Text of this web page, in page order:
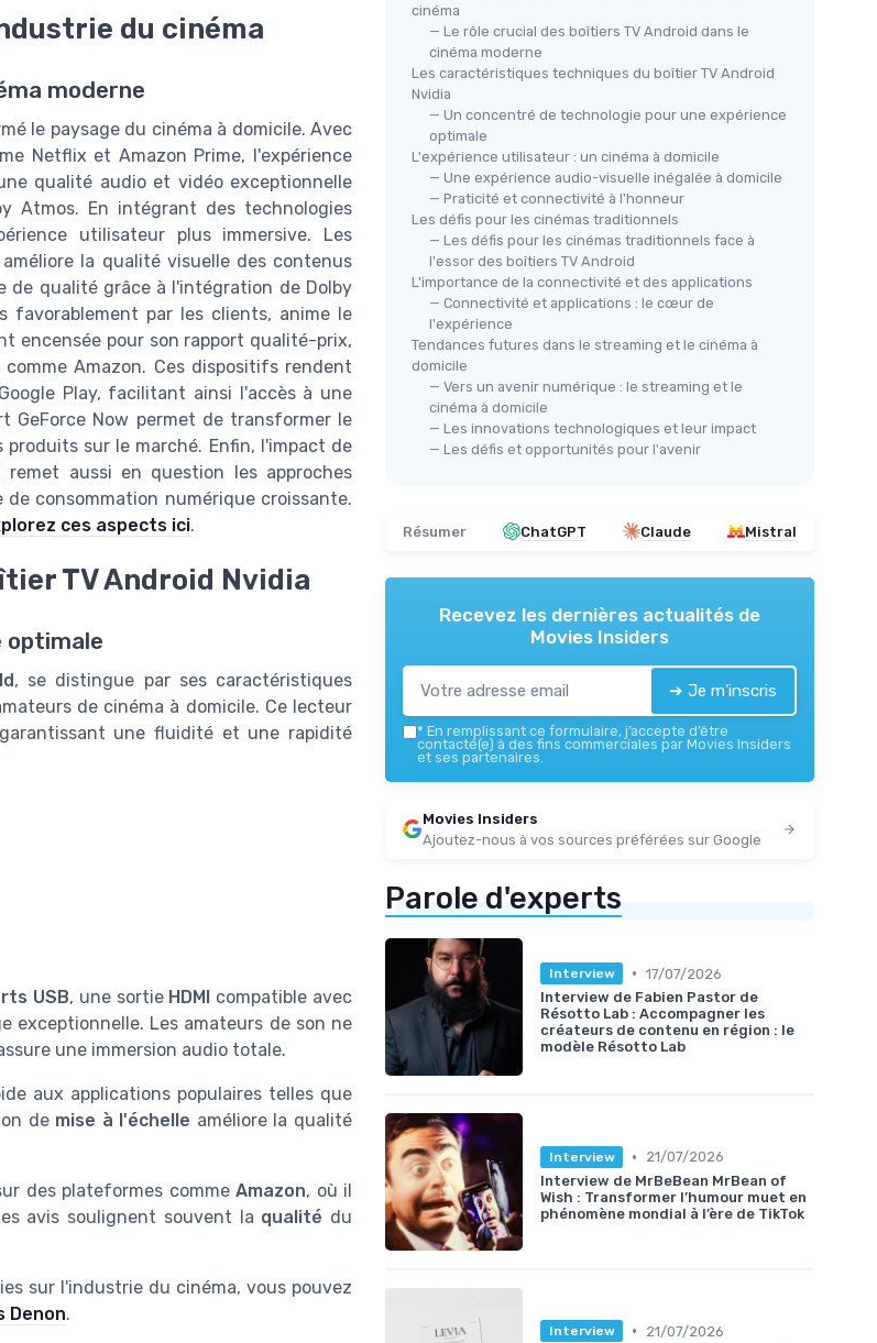
du cinéma
moderne
le paysage du cinéma à domicile. Avec
Netflix et Amazon Prime, l'expérience
qualité audio et vidéo exceptionnelle
Atmos. En intégrant des technologies
utilisateur plus immersive. Les
la qualité visuelle des contenus
de qualité grâce à l'intégration de Dolby
favorablement par les clients, anime le
encensée pour son rapport qualité-prix,
Amazon. Ces dispositifs rendent
Play, facilitant ainsi l'accès à une
GeForce Now permet de transformer le
sur le marché. Enfin, l'impact de
aussi en question les approches
consommation numérique croissante.
ces aspects ici.
TV Android Nvidia
optimale
, se distingue par ses caractéristiques
de cinéma à domicile. Ce lecteur
une fluidité et une rapidité
USB, une sortie HDMI compatible avec
exceptionnelle. Les amateurs de son ne
une immersion audio totale.
aux applications populaires telles que
de mise à l'échelle améliore la qualité
des plateformes commeAmazon, où il
avis soulignent souvent la qualité du
sur l'industrie du cinéma, vous pouvez
Denon.
cinéma
— Le rôle crucial des boîtiers TV Android dans le
cinéma moderne
Les caractéristiques techniques du boîtier TV Android
Nvidia
— Un concentré de technologie pour une expérience
optimale
L'expérience utilisateur : un cinéma à domicile
— Une expérience audio-visuelle inégalée à domicile
— Praticité et connectivité à l'honneur
Les défis pour les cinémas traditionnels
— Les défis pour les cinémas traditionnels face à
l'essor des boîtiers TV Android
L'importance de la connectivité et des applications
— Connectivité et applications : le cœur de
l'expérience
Tendances futures dans le streaming et le cinéma à
domicile
— Vers un avenir numérique : le streaming et le
cinéma à domicile
— Les innovations technologiques et leur impact
— Les défis et opportunités pour l'avenir
Résumer ChatGPT Claude Mistral
Recevez les dernières actualités de
Movies Insiders
➔ Je m'inscris
* En remplissant ce formulaire, j’accepte d’être
contacté(e) à des fins commerciales par Movies Insiders
et ses partenaires.
Movies Insiders
Ajoutez-nous à vos sources préférées sur Google
Parole d'experts
Interview • 17/07/2026
Interview de Fabien Pastor de
Résotto Lab : Accompagner les
créateurs de contenu en région : le
modèle Résotto Lab
Interview •
21/07/2026
Interview de MrBeBean MrBean of
Wish : Transformer l’humour muet en
phénomène mondial à l’ère de TikTok
Interview •
21/07/2026